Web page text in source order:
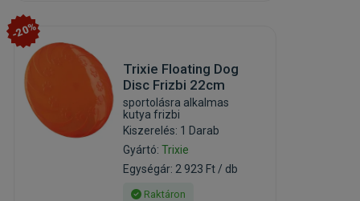
-20%
Trixie Floating Dog
Disc Frizbi 22cm
sportolásra alkalmas
kutya frizbi
Kiszerelés: 1 Darab
Gyártó:Trixie
Egységár: 2 923 Ft / db
Raktáron